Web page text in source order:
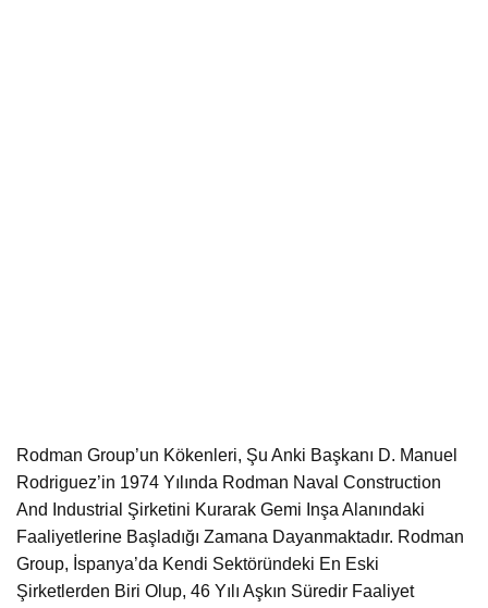
Rodman Group’un Kökenleri, Şu Anki Başkanı D. Manuel
Rodriguez’in 1974 Yılında Rodman Naval Construction
And Industrial Şirketini Kurarak Gemi Inşa Alanındaki
Faaliyetlerine Başladığı Zamana Dayanmaktadır. Rodman
Group, İspanya’da Kendi Sektöründeki En Eski
Şirketlerden Biri Olup, 46 Yılı Aşkın Süredir Faaliyet